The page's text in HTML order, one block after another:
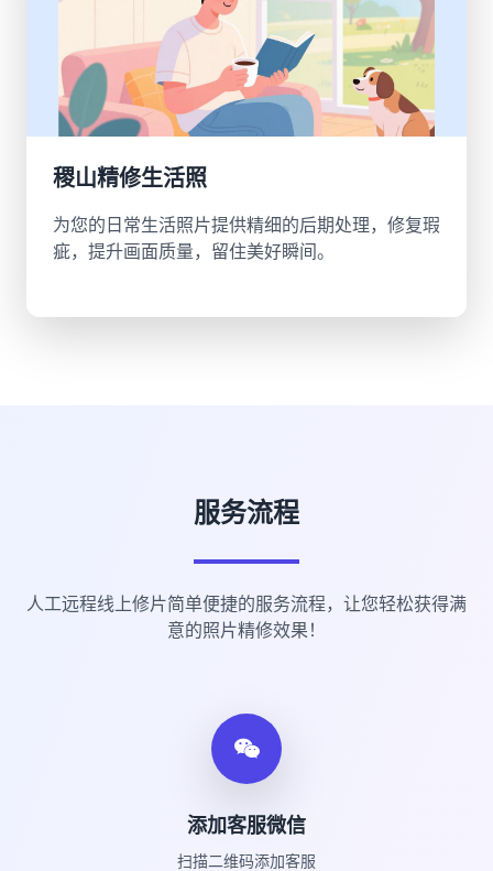
稷山精修生活照
为您的日常生活照片提供精细的后期处理，修复瑕
疵，提升画面质量，留住美好瞬间。
服务流程
人工远程线上修片简单便捷的服务流程，让您轻松获得满
意的照片精修效果！
添加客服微信
扫描二维码添加客服